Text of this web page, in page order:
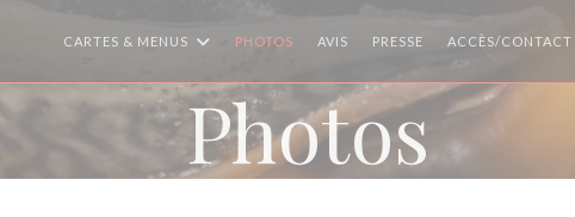
CARTES & MENUS PHOTOS AVIS PRESSE ACCÈS/CONTACT
Photos